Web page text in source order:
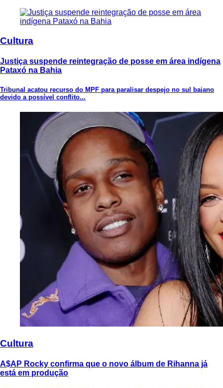
Cultura
Justiça suspende reintegração de posse em área indígena
Pataxó na Bahia
Tribunal acatou recurso do MPF para paralisar despejo no sul baiano
devido a possível conflito...
Cultura
A$AP Rocky confirma que o novo álbum de Rihanna já
está em produção